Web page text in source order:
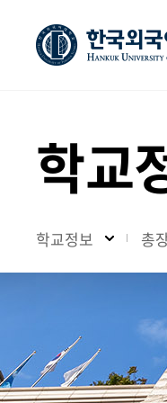
학교
학교정보 총